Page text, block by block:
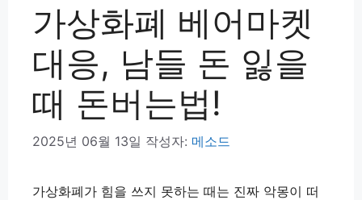
가상화폐 베어마켓
대응, 남들 돈 잃을
때 돈버는법!
2025년 06월 13일 작성자: 메소드
가상화폐가 힘을 쓰지 못하는 때는 진짜 악몽이 떠